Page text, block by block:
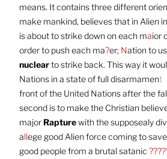
means. It contains three different
make mankind, believes that in Alien
is about to strike down on each maior
order to push each ma?er; Nation to us
nuclearto strike back. This way it
Nations in a state of full disarmament
front of the United Nations after the
second is to make the Christian
major Rapturewith the supposealy
allege good Alien force coming to save
good people from a brutal satanic